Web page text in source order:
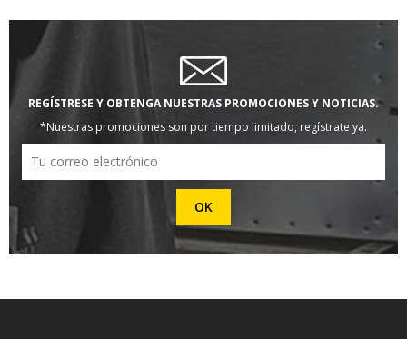
REGÍSTRESE Y OBTENGA NUESTRAS PROMOCIONES Y NOTICIAS.
*Nuestras promociones son por tiempo limitado, regístrate ya.